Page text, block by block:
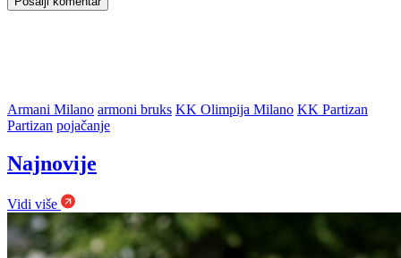
Armani Milano armoni bruks KK Olimpija Milano KK Partizan
Partizan pojačanje
Najnovije
Vidi više